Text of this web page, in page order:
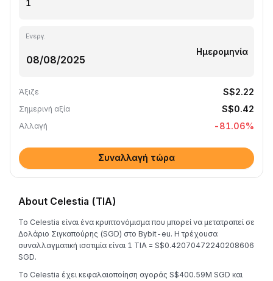
Ενεργ.
Ημερομηνία
Άξιζε S$2.22
Σημερινή αξία S$0.42
Αλλαγή -81.06%
Συναλλαγή τώρα
About Celestia (TIA)
Το Celestia είναι ένα κρυπτονόμισμα που μπορεί να μετατραπεί σε
Δολάριο Σιγκαπούρης (SGD) στο Bybit-eu. Η τρέχουσα
συναλλαγματική ισοτιμία είναι 1 TIA = S$0.42070472240208606
SGD.
Το Celestia έχει κεφαλαιοποίηση αγοράς S$400.59M SGD και